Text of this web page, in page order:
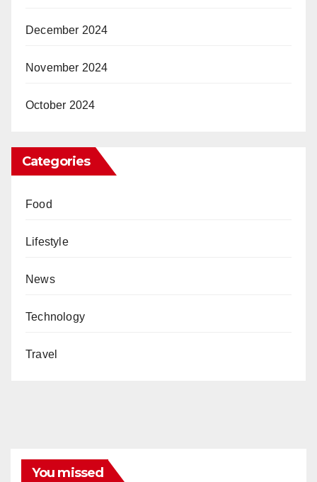
December 2024
November 2024
October 2024
Categories
Food
Lifestyle
News
Technology
Travel
You missed